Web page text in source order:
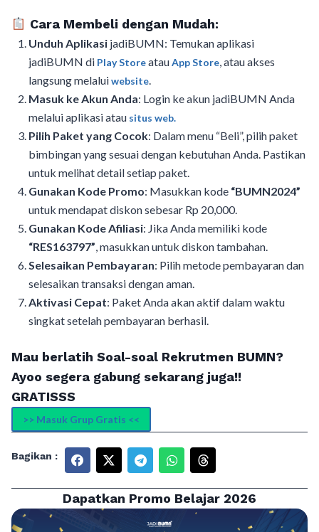
Cara Membeli dengan Mudah:
Unduh Aplikasi jadiBUMN: Temukan aplikasi
jadiBUMN di Play StoreatauApp Store, atau akses
langsung melaluiwebsite.
Masuk ke Akun Anda: Login ke akun jadiBUMN Anda
melalui aplikasi atau situs web.
Pilih Paket yang Cocok: Dalam menu “Beli”, pilih paket
bimbingan yang sesuai dengan kebutuhan Anda. Pastikan
untuk melihat detail setiap paket.
Gunakan Kode Promo: Masukkan kode “BUMN2024”
untuk mendapat diskon sebesar Rp 20,000.
Gunakan Kode Afiliasi: Jika Anda memiliki kode
“RES163797”, masukkan untuk diskon tambahan.
Selesaikan Pembayaran: Pilih metode pembayaran dan
selesaikan transaksi dengan aman.
Aktivasi Cepat: Paket Anda akan aktif dalam waktu
singkat setelah pembayaran berhasil.
Mau berlatih Soal-soal Rekrutmen BUMN?
Ayoo segera gabung sekarang juga!!
GRATISSS
>> Masuk Grup Gratis <<
Bagikan :
Dapatkan Promo Belajar 2026